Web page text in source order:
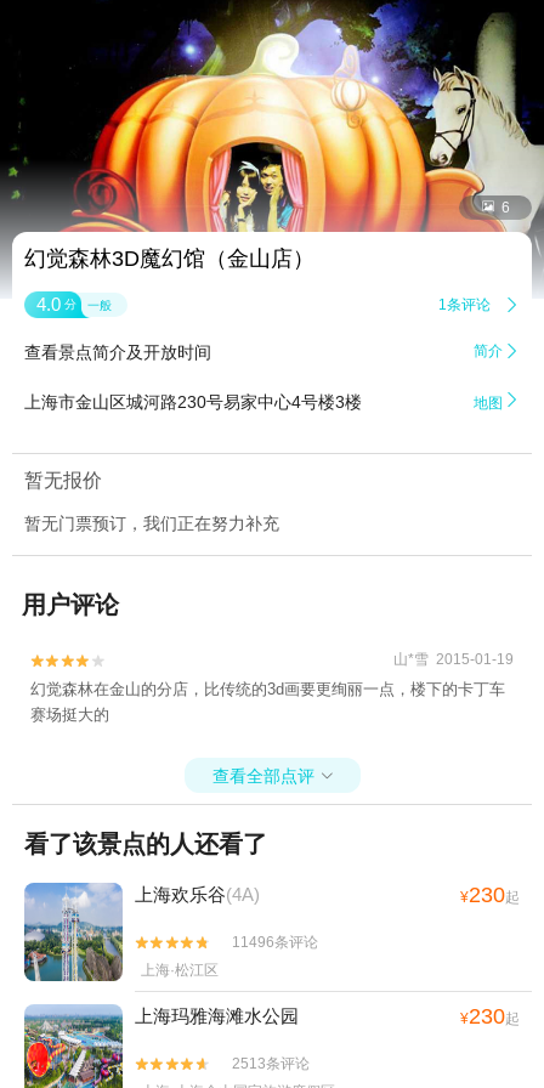
 6
幻觉森林3D魔幻馆（金山店）
4.0 分 一般 1条评论 
查看景点简介及开放时间 简介 
上海市金山区城河路230号易家中心4号楼3楼 地图 
暂无报价
暂无门票预订，我们正在努力补充
用户评论

 山*雪 2015-01-19
幻觉森林在金山的分店，比传统的3d画要更绚丽一点，楼下的卡丁车
赛场挺大的
查看全部点评 
看了该景点的人还看了
上海欢乐谷(4A) ¥230起


11496条评论
上海·松江区
上海玛雅海滩水公园 ¥230起


2513条评论